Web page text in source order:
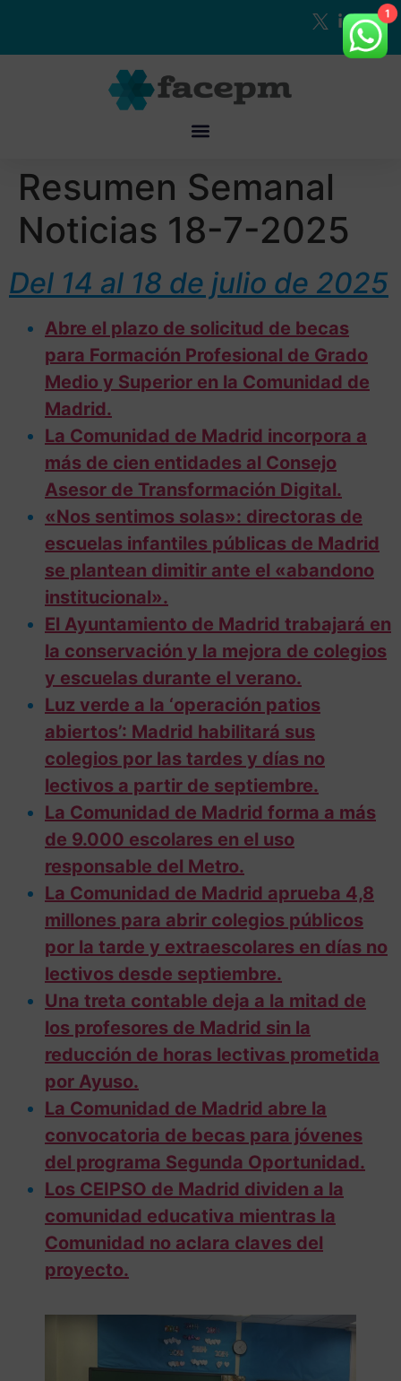
Resumen Semanal
Noticias 18-7-2025
Del 14 al 18 de julio de 2025
Abre el plazo de solicitud de becas
para Formación Profesional de Grado
Medio y Superior en la Comunidad de
Madrid.
La Comunidad de Madrid incorpora a
más de cien entidades al Consejo
Asesor de Transformación Digital.
«Nos sentimos solas»: directoras de
escuelas infantiles públicas de Madrid
se plantean dimitir ante el «abandono
institucional».
El Ayuntamiento de Madrid trabajará en
la conservación y la mejora de colegios
y escuelas durante el verano.
Luz verde a la ‘operación patios
abiertos’: Madrid habilitará sus
colegios por las tardes y días no
lectivos a partir de septiembre.
La Comunidad de Madrid forma a más
de 9.000 escolares en el uso
responsable del Metro.
La Comunidad de Madrid aprueba 4,8
millones para abrir colegios públicos
por la tarde y extraescolares en días no
lectivos desde septiembre.
Una treta contable deja a la mitad de
los profesores de Madrid sin la
reducción de horas lectivas prometida
por Ayuso.
La Comunidad de Madrid abre la
convocatoria de becas para jóvenes
del programa Segunda Oportunidad.
Los CEIPSO de Madrid dividen a la
comunidad educativa mientras la
Comunidad no aclara claves del
proyecto.
1